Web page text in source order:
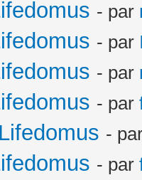
- par
- par
- par
- par
-
- par